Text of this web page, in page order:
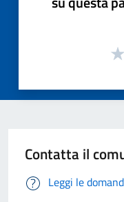
Contatta il
Leggi le